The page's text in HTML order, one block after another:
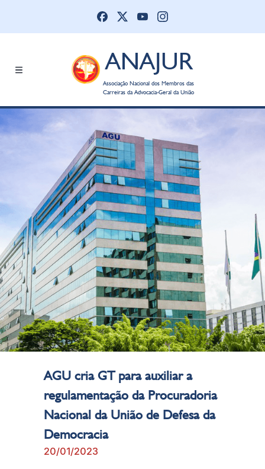
ANAJUR
Associação Nacional dos Membros das
Carreiras da Advocacia-Geral da União
AGU cria GT para auxiliar a
regulamentação da Procuradoria
Nacional da União de Defesa da
Democracia
20/01/2023